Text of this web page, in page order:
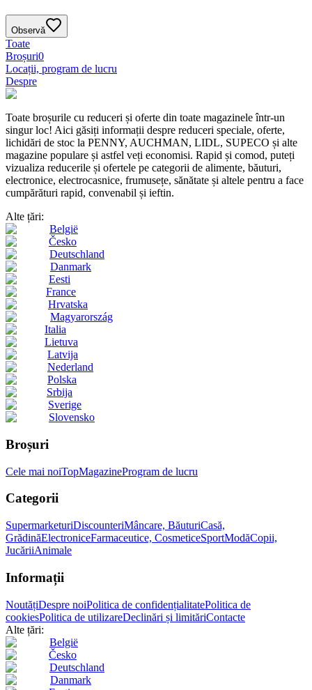
Observă
Toate
Broșuri0
Locații, program de lucru
Despre
Toate broșurile cu reduceri și oferte din toate magazinele într-un
singur loc! Aici găsiți informații despre reduceri speciale, oferte,
lichidări de stoc la PENNY, AUCHMAN, LIDL, SUPECO și alte
magazine populare și astfel veți economisi. Rapid și comod, puteți
vizualiza reducerile și ofertele pe categorii de alimente, băuturi,
electronice, electrocasnice, frumusețe, sănătate și altele pentru a face
cumpărături rapid, convenabil și ieftin.
Alte țări:
België
Česko
Deutschland
Danmark
Eesti
France
Hrvatska
Magyarország
Italia
Lietuva
Latvija
Nederland
Polska
Srbija
Sverige
Slovensko
Broșuri
Cele mai noiTopMagazineProgram de lucru
Categorii
SupermarketuriDiscounteriMâncare, BăuturiCasă,
GrădinăElectroniceFarmaceutice, CosmeticeSportModăCopii,
JucăriiAnimale
Informații
NoutățiDespre noiPolitica de confidențialitatePolitica de
cookiesPolitica de utilizareDeclinări și limităriContacte
Alte țări:
België
Česko
Deutschland
Danmark